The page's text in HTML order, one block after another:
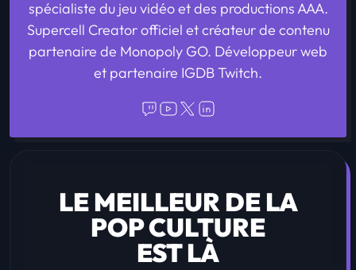
spécialiste du jeu vidéo et des productions AAA.
Supercell Creator officiel et créateur de contenu
partenaire de Monopoly GO. Développeur web
et partenaire IGDB Twitch.
LE MEILLEUR DE LA
POP CULTURE
EST LÀ